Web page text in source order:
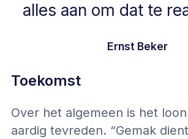
alles aan om dat te
Ernst Beker
Toekomst
Over het algemeen is het
aardig tevreden. “Gemak